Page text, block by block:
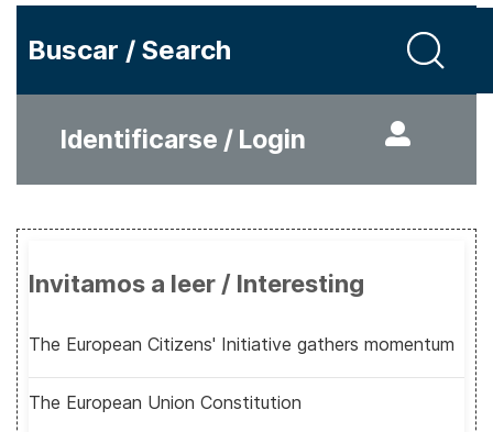
Buscar / Search
Identificarse / Login
Invitamos a leer / Interesting
The European Citizens' Initiative gathers momentum
The European Union Constitution